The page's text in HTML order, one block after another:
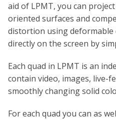
aid of LPMT, you can
oriented surfaces and
distortion using deformable
directly on the screen by
Each quad in LPMT is an
contain video, images, live-
smoothly changing solid
For each quad you can as